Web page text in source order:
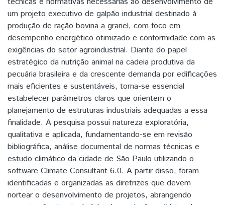
um projeto executivo de galpão industrial destinado à
produção de ração bovina a granel, com foco em
desempenho energético otimizado e conformidade com as
exigências do setor agroindustrial. Diante do papel
estratégico da nutrição animal na cadeia produtiva da
pecuária brasileira e da crescente demanda por edificações
mais eficientes e sustentáveis, torna-se essencial
estabelecer parâmetros claros que orientem o
planejamento de estruturas industriais adequadas a essa
finalidade. A pesquisa possui natureza exploratória,
qualitativa e aplicada, fundamentando-se em revisão
bibliográfica, análise documental de normas técnicas e
estudo climático da cidade de São Paulo utilizando o
software Climate Consultant 6.0. A partir disso, foram
identificadas e organizadas as diretrizes que devem
nortear o desenvolvimento de projetos, abrangendo